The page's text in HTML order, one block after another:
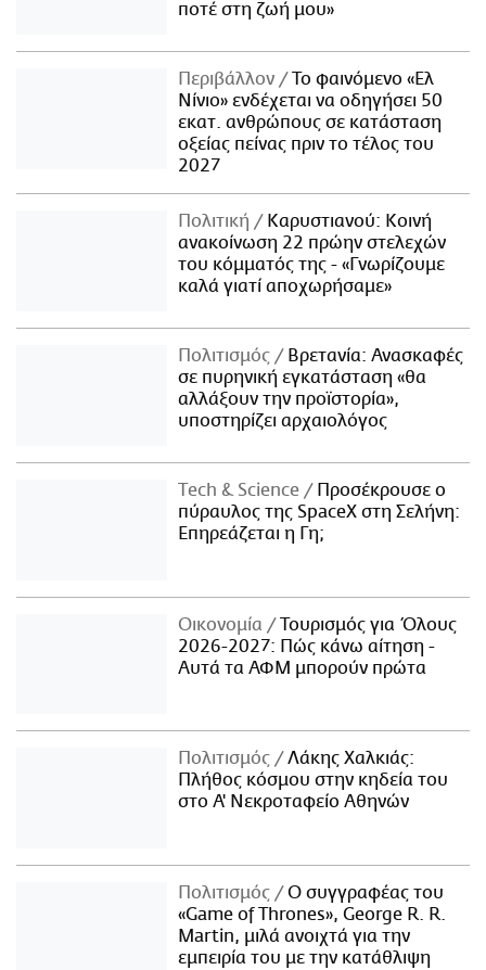
ποτέ στη ζωή μου»
Περιβάλλον
Το φαινόμενο «Ελ
Νίνιο» ενδέχεται να οδηγήσει 50
εκατ. ανθρώπους σε κατάσταση
οξείας πείνας πριν το τέλος του
2027
Πολιτική
Καρυστιανού: Κοινή
ανακοίνωση 22 πρώην στελεχών
του κόμματός της - «Γνωρίζουμε
καλά γιατί αποχωρήσαμε»
Πολιτισμός
Βρετανία: Ανασκαφές
σε πυρηνική εγκατάσταση «θα
αλλάξουν την προϊστορία»,
υποστηρίζει αρχαιολόγος
Τech & Science
Προσέκρουσε ο
πύραυλος της SpaceX στη Σελήνη:
Επηρεάζεται η Γη;
Οικονομία
Τουρισμός για Όλους
2026-2027: Πώς κάνω αίτηση -
Αυτά τα ΑΦΜ μπορούν πρώτα
Πολιτισμός
Λάκης Χαλκιάς:
Πλήθος κόσμου στην κηδεία του
στο Α' Νεκροταφείο Αθηνών
Πολιτισμός
Ο συγγραφέας του
«Game of Thrones», George R. R.
Martin, μιλά ανοιχτά για την
εμπειρία του με την κατάθλιψη